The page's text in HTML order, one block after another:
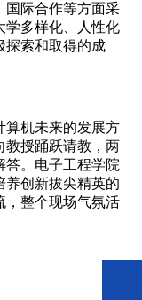
国际合作等方面采
学多样化、人性化
探索和取得的成
算机未来的发展方
教授踊跃请教，两
答。电子工程学院
养创新拔尖精英的
，整个现场气氛活